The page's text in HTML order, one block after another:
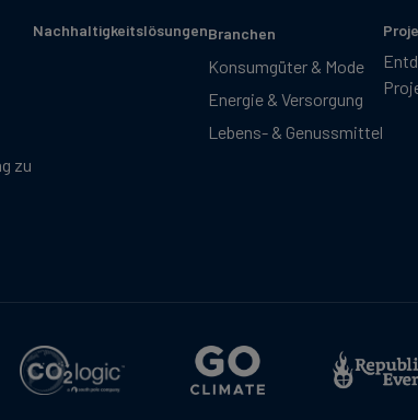
zu
NachhaltigkeitslösungenBranchen
Konsumgüter & Mode
Energie & Versorgung
Lebens- & Genussmittel